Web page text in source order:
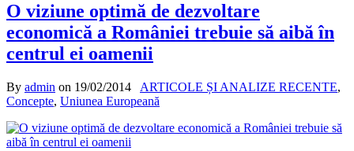
O viziune optimă de dezvoltare
economică a României trebuie să aibă în
centrul ei oamenii
By admin on 19/02/2014 ARTICOLE ȘI ANALIZE RECENTE,
Concepte, Uniunea Europeană